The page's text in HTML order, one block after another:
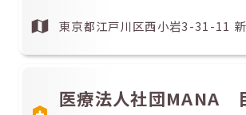
東京都江戸川区西小岩3-31-11
医療法人社団MANA